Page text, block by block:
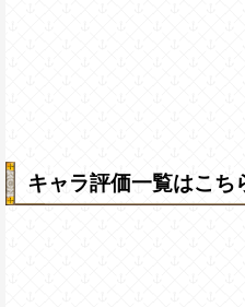
キャラ評価一覧はこち